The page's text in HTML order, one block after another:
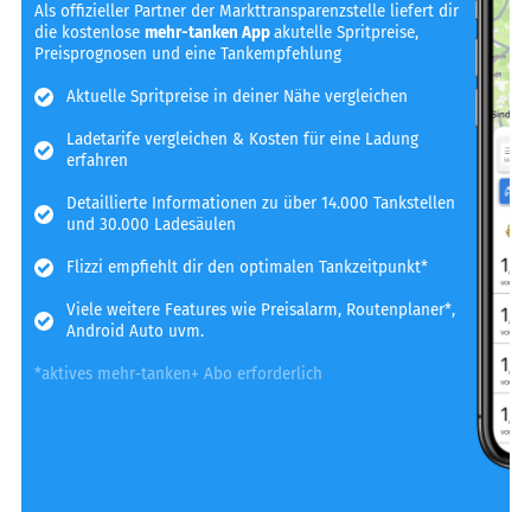
Als offizieller Partner der Markttransparenzstelle liefert dir
die kostenlosemehr-tanken Appakutelle Spritpreise,
Preisprognosen und eine Tankempfehlung
Aktuelle Spritpreise in deiner Nähe vergleichen
Ladetarife vergleichen & Kosten für eine Ladung
erfahren
Detaillierte Informationen zu über 14.000 Tankstellen
und 30.000 Ladesäulen
Flizzi empfiehlt dir den optimalen Tankzeitpunkt*
Viele weitere Features wie Preisalarm, Routenplaner*,
Android Auto uvm.
*aktives mehr-tanken+ Abo erforderlich